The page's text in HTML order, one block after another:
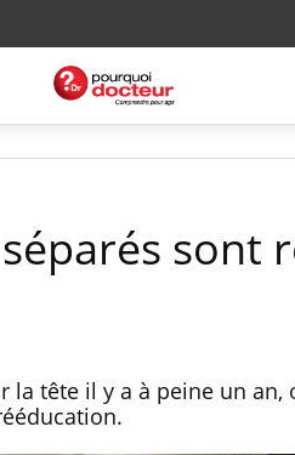
sont
la tête il y a à peine un